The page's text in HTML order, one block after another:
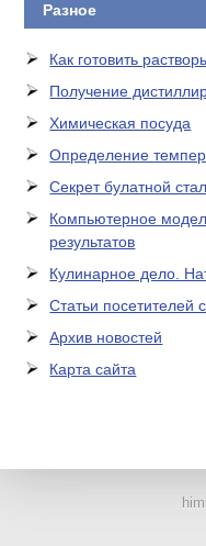
Разное
Как готовить
Получение
Химическая посуда
Определение
Секрет булатной
Компьютерное
результатов
Кулинарное дело.
Статьи посетителей
Архив новостей
Карта сайта